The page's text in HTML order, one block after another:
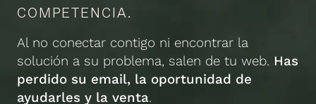
COMPETENCIA.
Al no conectar contigo ni encontrar la
solución a su problema, salen de tu web. Has
perdido su email, la oportunidad de
ayudarles y la venta.